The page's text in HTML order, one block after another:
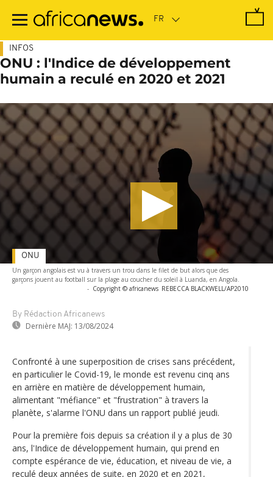
contenu
INFOS
ONU : l'Indice de développement
humain a reculé en 2020 et 2021
Un garçon angolais est vu à travers un trou dans le filet de but alors que des
garçons jouent au football sur la plage au coucher du soleil à Luanda, en Angola.
- Copyright © africanews REBECCA BLACKWELL/AP2010
By Rédaction Africanews
Dernière MAJ: 13/08/2024
ONU
Confronté à une superposition de crises sans précédent,
en particulier le Covid-19, le monde est revenu cinq ans
en arrière en matière de développement humain,
alimentant "méfiance" et "frustration" à travers la
planète, s'alarme l'ONU dans un rapport publié jeudi.
Pour la première fois depuis sa création il y a plus de 30
ans, l'Indice de développement humain, qui prend en
compte espérance de vie, éducation, et niveau de vie, a
reculé deux années de suite, en 2020 et en 2021,